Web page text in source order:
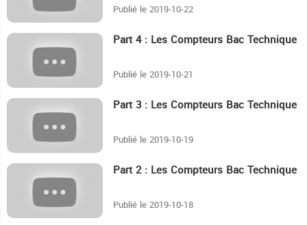
Publié le 2019-10-22
Part 4 : Les Compteurs Bac Technique
Publié le 2019-10-21
Part 3 : Les Compteurs Bac Technique
Publié le 2019-10-19
Part 2 : Les Compteurs Bac Technique
Publié le 2019-10-18